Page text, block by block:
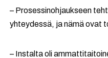
– Prosessinohjaukseen
yhteydessä, ja nämä ovat
– Instalta oli